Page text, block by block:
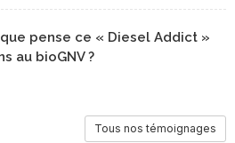
pense ce « Diesel Addict »
au bioGNV ?
Tous nos témoignages